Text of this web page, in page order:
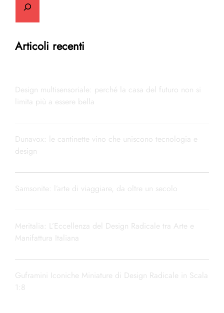
Articoli recenti
Design multisensoriale: perché la casa del futuro non si
limita più a essere bella
Dunavox: le cantinette vino che uniscono tecnologia e
design
Samsonite: l’arte di viaggiare, da oltre un secolo
Meritalia: L’Eccellenza del Design Radicale tra Arte e
Manifattura Italiana
Guframini Iconiche Miniature di Design Radicale in Scala
1:8